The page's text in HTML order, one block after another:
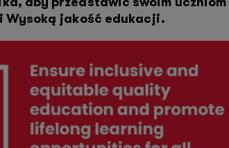
Wysoką jakość edukacji.